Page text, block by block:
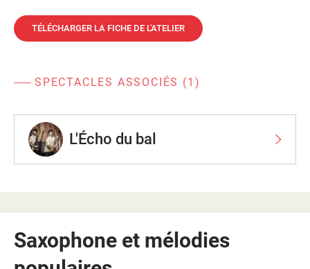
TÉLÉCHARGER LA FICHE DE L'ATELIER
SPECTACLES ASSOCIÉS (1)
L'Écho du bal
Saxophone et mélodies